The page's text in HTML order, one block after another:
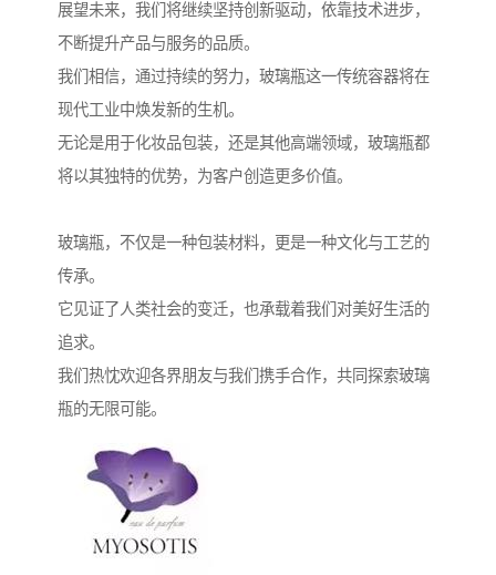
展望未来，我们将继续坚持创新驱动，依靠技术进步，
不断提升产品与服务的品质。
我们相信，通过持续的努力，玻璃瓶这一传统容器将在
现代工业中焕发新的生机。
无论是用于化妆品包装，还是其他高端领域，玻璃瓶都
将以其独特的优势，为客户创造更多价值。
玻璃瓶，不仅是一种包装材料，更是一种文化与工艺的
传承。
它见证了人类社会的变迁，也承载着我们对美好生活的
追求。
我们热忱欢迎各界朋友与我们携手合作，共同探索玻璃
瓶的无限可能。